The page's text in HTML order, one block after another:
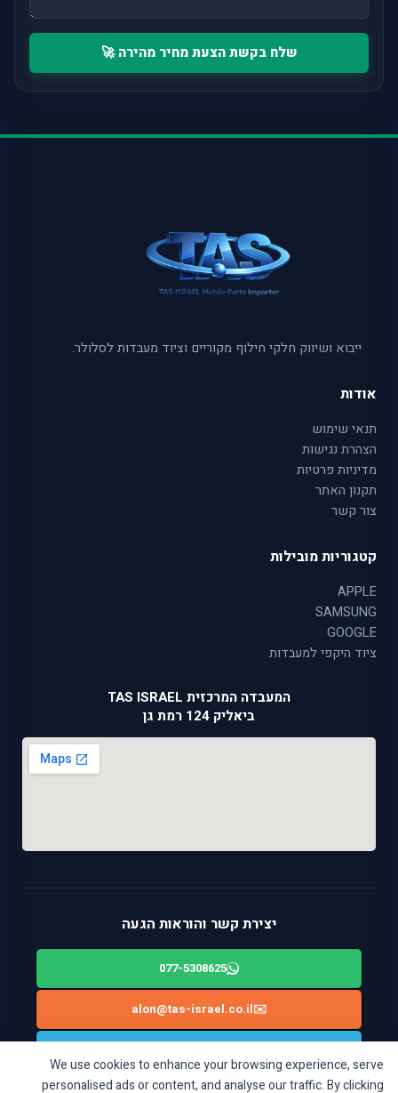
We use cookies to enhance your browsing experience, serve
personalised ads or content, and analyse our traffic. By clicking
שלח בקשת הצעת מחיר מהירה 🚀
ייבוא ושיווק חלקי חילוף מקוריים וציוד מעבדות לסלולר.
אודות
תנאי שימוש
הצהרת נגישות
מדיניות פרטיות
תקנון האתר
צור קשר
קטגוריות מובילות
APPLE
SAMSUNG
GOOGLE
ציוד היקפי למעבדות
המעבדה המרכזית TAS ISRAEL
ביאליק 124 רמת גן
יצירת קשר והוראות הגעה
077-5308625
✉️
alon@tas-israel.co.il